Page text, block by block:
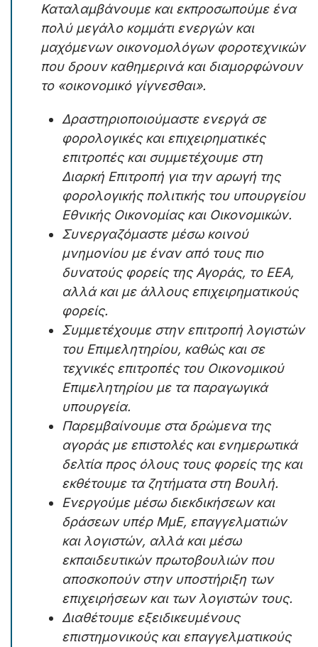
Καταλαμβάνουμε και εκπροσωπούμε ένα
πολύ μεγάλο κομμάτι ενεργών και
μαχόμενων οικονομολόγων φοροτεχνικών
που δρουν καθημερινά και διαμορφώνουν
το «οικονομικό γίγνεσθαι».
Δραστηριοποιούμαστε ενεργά σε
φορολογικές και επιχειρηματικές
επιτροπές και συμμετέχουμε στη
Διαρκή Επιτροπή για την αρωγή της
φορολογικής πολιτικής του υπουργείου
Εθνικής Οικονομίας και Οικονομικών.
Συνεργαζόμαστε μέσω κοινού
μνημονίου με έναν από τους πιο
δυνατούς φορείς της Αγοράς, το ΕΕΑ,
αλλά και με άλλους επιχειρηματικούς
φορείς.
Συμμετέχουμε στην επιτροπή λογιστών
του Επιμελητηρίου, καθώς και σε
τεχνικές επιτροπές του Οικονομικού
Επιμελητηρίου με τα παραγωγικά
υπουργεία.
Παρεμβαίνουμε στα δρώμενα της
αγοράς με επιστολές και ενημερωτικά
δελτία προς όλους τους φορείς της και
εκθέτουμε τα ζητήματα στη Βουλή.
Ενεργούμε μέσω διεκδικήσεων και
δράσεων υπέρ ΜμΕ, επαγγελματιών
και λογιστών, αλλά και μέσω
εκπαιδευτικών πρωτοβουλιών που
αποσκοπούν στην υποστήριξη των
επιχειρήσεων και των λογιστών τους.
Διαθέτουμε εξειδικευμένους
επιστημονικούς και επαγγελματικούς